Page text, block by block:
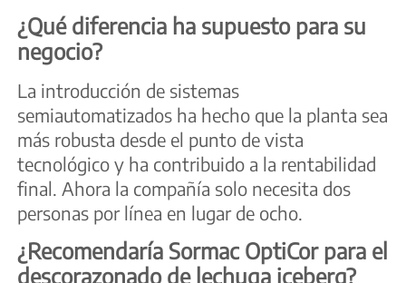
¿Qué diferencia ha supuesto para su
negocio?
La introducción de sistemas
semiautomatizados ha hecho que la planta sea
más robusta desde el punto de vista
tecnológico y ha contribuido a la rentabilidad
final. Ahora la compañía solo necesita dos
personas por línea en lugar de ocho.
¿Recomendaría Sormac OptiCor para el
descorazonado de lechuga iceberg?